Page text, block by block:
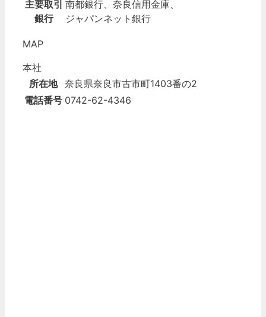
主要取引
銀行
南都銀行、奈良信用金庫、
ジャパンネット銀行
MAP
本社
所在地 奈良県奈良市古市町1403番の2
電話番号 0742-62-4346